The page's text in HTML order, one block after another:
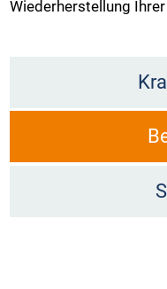
Wiederherstellung